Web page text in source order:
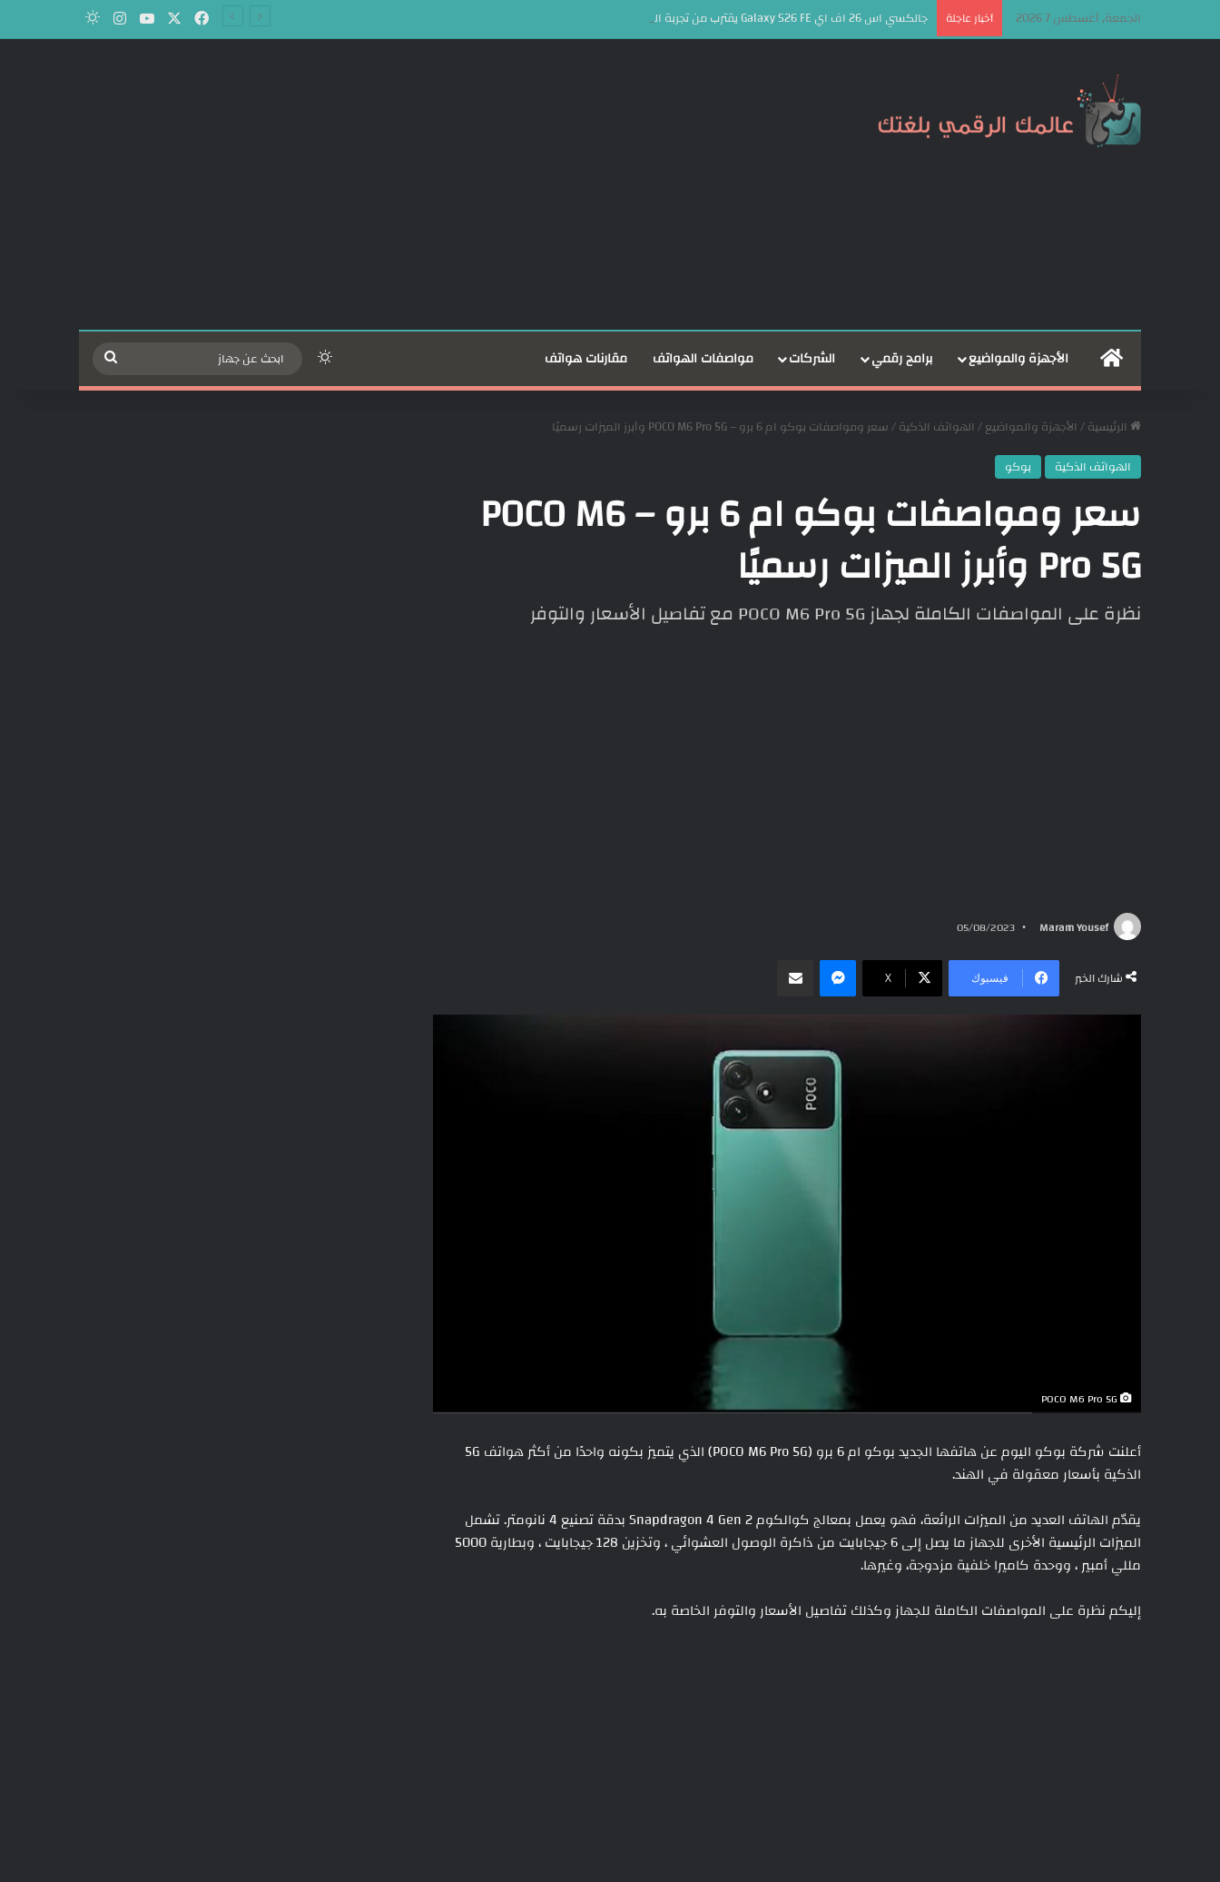
الجمعة, أغسطس 7 2026 أخبار عاجلة جالكسي اس 26 اف اي Galaxy S26 FE يقترب من تجربة الهواتف الرائدة مع ميزة تصوير جديدة! فيسبوك‫YouTube
انستقرامالوضع المظلم
الرئيسيةالأجهزة والمواضيع برامج رقمي الشركات مواصفات الهواتف مقارنات هواتف الوضع المظلم
ابحث
عن
الرئيسية/ الأجهزة والمواضيع/ الهواتف الذكية/سعر ومواصفات بوكو ام 6 برو – POCO M6 Pro 5G وأبرز الميزات رسميًا
الهواتف الذكية
بوكو
سعر ومواصفات بوكو ام 6 برو – POCO M6
Pro 5G وأبرز الميزات رسميًا
نظرة على المواصفات الكاملة لجهاز POCO M6 Pro 5G مع تفاصيل الأسعار والتوفر
Maram Yousef
05/08/2023
شارك الخبر فيسبوك ‫X
ماسنجر
أعلنت شركة بوكو اليوم عن هاتفها الجديد بوكو ام 6 برو (POCO M6 Pro 5G) الذي يتميز بكونه واحدًا من أكثر هواتف 5G
الذكية بأسعار معقولة في الهند.
يقدّم الهاتف العديد من الميزات الرائعة، فهو يعمل بمعالج كوالكوم Snapdragon 4 Gen 2 بدقة تصنيع 4 نانومتر. تشمل
الميزات الرئيسية الأخرى للجهاز ما يصل إلى 6 جيجابايت من ذاكرة الوصول العشوائي ، وتخزين 128 جيجابايت ، وبطارية 5000
مللي أمبير ، ووحدة كاميرا خلفية مزدوجة، وغيرها.
إليكم نظرة على المواصفات الكاملة للجهاز وكذلك تفاصيل الأسعار والتوفر الخاصة به.